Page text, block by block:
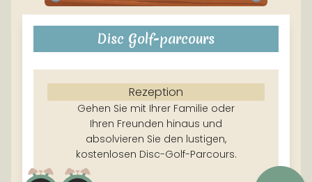
Disc Golf-parcours
Rezeption
Gehen Sie mit Ihrer Familie oder
Ihren Freunden hinaus und
absolvieren Sie den lustigen,
kostenlosen Disc-Golf-Parcours.